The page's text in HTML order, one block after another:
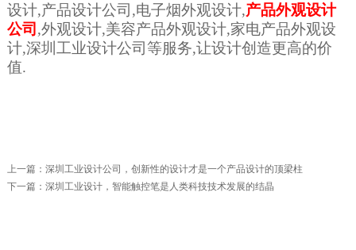
设计,产品设计公司,电子烟外观设计,产品外观设计
公司 ,外观设计,美容产品外观设计,家电产品外观设
计,深圳工业设计公司等服务,让设计创造更高的价
值.
上一篇： 深圳工业设计公司，创新性的设计才是一个产品设计的顶梁柱
下一篇： 深圳工业设计，智能触控笔是人类科技技术发展的结晶